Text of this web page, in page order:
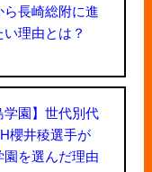
ら長崎総附に進
理由とは？
学園】世代別代
櫻井稜選手が
園を選んだ理由